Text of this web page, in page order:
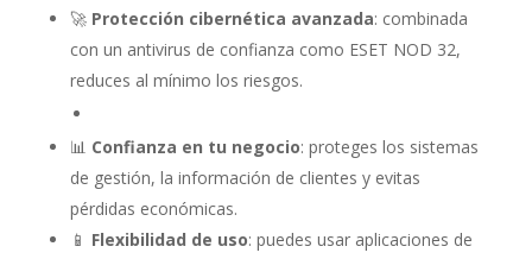
🚀 Protección cibernética avanzada: combinada
con un antivirus de confianza como ESET NOD 32,
reduces al mínimo los riesgos.
📊 Confianza en tu negocio: proteges los sistemas
de gestión, la información de clientes y evitas
pérdidas económicas.
📱 Flexibilidad de uso: puedes usar aplicaciones de